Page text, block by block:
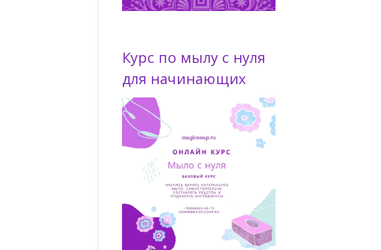
Курс по мылу с нуля
для начинающих